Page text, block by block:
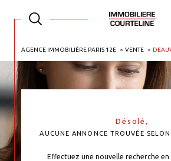
AGENCE IMMOBILIÈRE PARIS 12E VENTE
Désolé,
AUCUNE ANNONCE TROUVÉE
Effectuez une nouvelle recherche